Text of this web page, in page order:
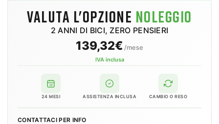
VALUTA L'OPZIONE NOLEGGIO
2 ANNI DI BICI, ZERO PENSIERI
139,32€ /mese
IVA inclusa
24
24 MESI ASSISTENZA INCLUSA CAMBIO O RESO
CONTATTACI PER INFO